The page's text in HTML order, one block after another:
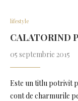
lifestyle
CALATORIND
05 septembrie 2015
Este un titlu potrivit
cont de charmurile